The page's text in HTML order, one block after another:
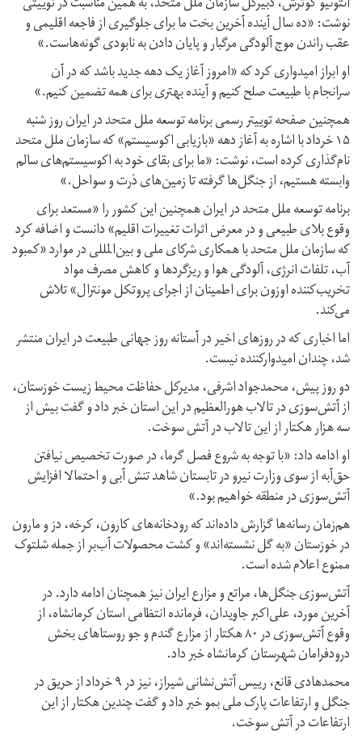
نوشت: «ده سال آینده آخرین بخت ما برای جلوگیری از فاجعه اقلیمی و
عقب راندن موج آلودگی مرگبار و پایان دادن به نابودی گونه‌هاست.»
او ابراز امیدواری کرد که «امروز آغاز یک دهه جدید باشد که در آن
سرانجام با طبیعت صلح کنیم و آینده بهتری برای همه تضمین کنیم.»
همچنین صفحه توییتر رسمی برنامه توسعه ملل متحد در ایران روز شنبه
۱۵ خرداد با اشاره به آغاز دهه‌ «بازیابی اکوسیستم» که سازمان ملل متحد
نام‌گذاری کرده است، نوشت: «ما برای بقای خود به اکوسیستم‌های سالم
وابسته هستیم، از جنگل‌ها گرفته تا زمین‌های ذرت و سواحل.»
برنامه توسعه ملل متحد در ایران همچنین این کشور را «مستعد برای
وقوع بلای طبیعی و در معرض اثرات تغییرات اقلیم» دانست و اضافه کرد
که سازمان ملل متحد با همکاری شرکای ملی و بین‌المللی در موارد «کمبود
آب، تلفات انرژی، آلودگی هوا و ریزگردها و کاهش مصرف مواد
تخریب‌کننده اوزون برای اطمینان از اجرای پروتکل مونترال» تلاش
می‌کند.
اما اخباری که در روزهای اخیر در آستانه روز جهانی طبیعت در ایران منتشر
شد، چندان امیدوار‌کننده نیست.
دو روز پیش، محمد‌جواد اشرفی، مدیرکل حفاظت محیط زیست خوزستان،
از آتش‌سوزی در تالاب هورالعظیم در این استان خبر داد و گفت بیش از
سه هزار هکتار از این تالاب در آتش سوخت.
او ادامه داد: «با توجه به شروع فصل گرما، در صورت تخصیص نیافتن
حق‌آبه از سوی وزارت نیرو در تابستان شاهد تنش آبی و احتمالا افزایش
آتش‌سوزی در منطقه خواهیم بود.»
هم‌زمان رسانه‌ها گزارش داده‌اند که رودخانه‌های کارون، کرخه، دز و مارون
در خوزستان «به گل نشسته‌اند» و کشت محصولات آب‌بر از جمله شلتوک
ممنوع اعلام شده است.
آتش‌سوزی جنگل‌ها، مراتع و مزارع ایران نیز همچنان ادامه دارد. در
آخرین مورد، علی‌اکبر جاویدان، فرمانده انتظامی استان کرمانشاه، از
وقوع آتش‌سوزی در ۸۰ هکتار از مزارع گندم و جو روستاهای بخش
درود‌فرامان شهرستان کرمانشاه خبر داد.
محمدهادی قانع، رییس آتش‌نشانی شیراز، نیز در ۹ خرداد از حریق در
جنگل و ارتفاعات پارک ملی بمو خبر داد و گفت چندین هکتار از این
ارتفاعات در آتش سوخت.